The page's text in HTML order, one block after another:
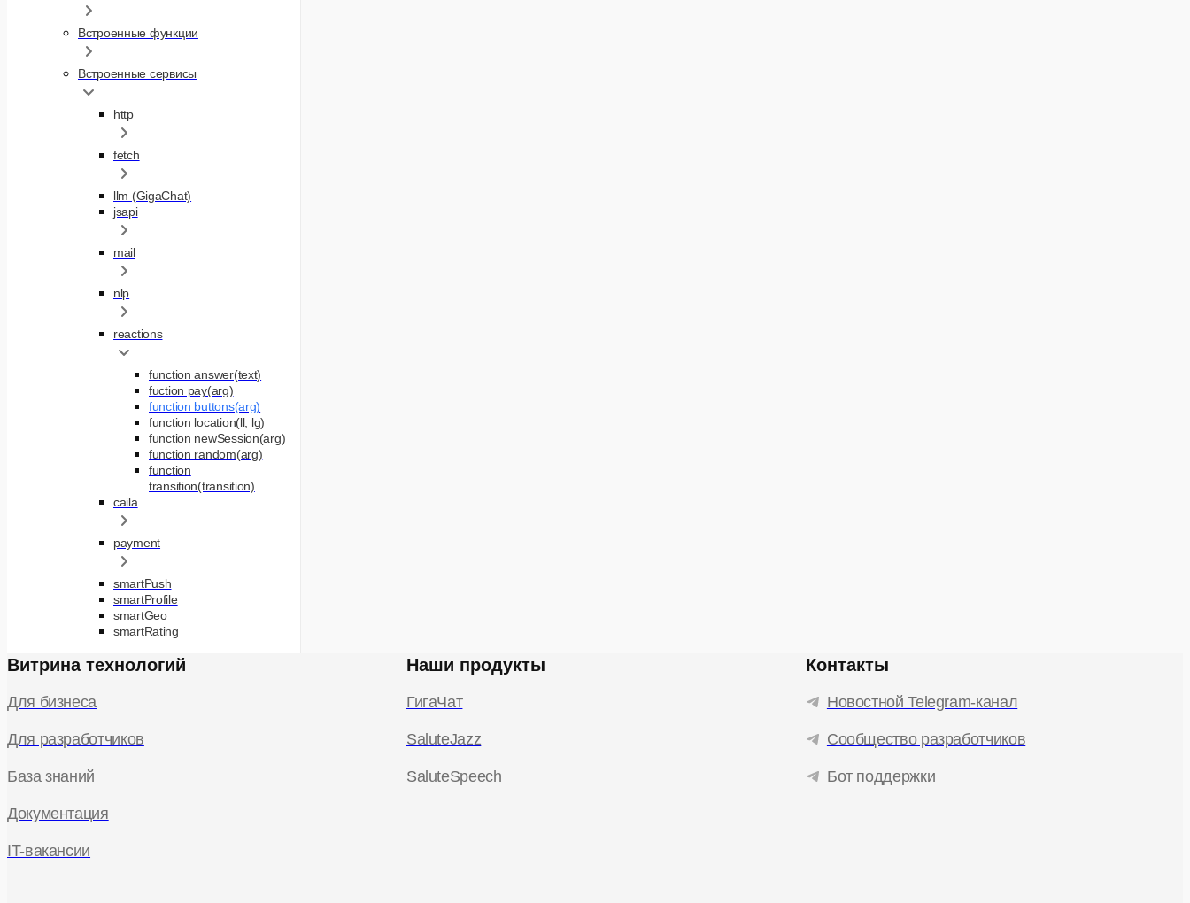
Встроенные функции
Встроенные сервисы
http
fetch
llm (GigaChat)
jsapi
mail
nlp
reactions
function answer(text)
fuction pay(arg)
function buttons(arg)
function location(ll, lg)
function newSession(arg)
function random(arg)
function
transition(transition)
caila
payment
smartPush
smartProfile
smartGeo
smartRating
Витрина технологий
Для бизнеса
Для разработчиков
База знаний
Документация
IT-вакансии
Наши продукты
ГигаЧат
SaluteJazz
SaluteSpeech
Контакты
Новостной Telegram-канал
Сообщество разработчиков
Бот поддержки